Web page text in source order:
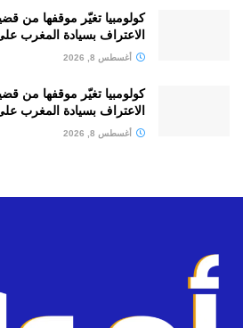
كولومبيا تغيّر موقفها من
الاعتراف بسيادة المغرب على
أغسطس 8, 2026
كولومبيا تغيّر موقفها من
الاعتراف بسيادة المغرب على
أغسطس 8, 2026